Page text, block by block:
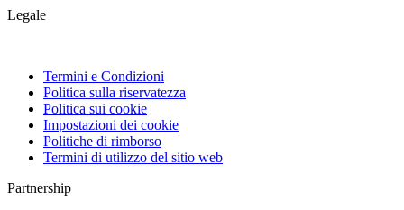
Legale
Termini e Condizioni
Politica sulla riservatezza
Politica sui cookie
Impostazioni dei cookie
Politiche di rimborso
Termini di utilizzo del sitio web
Partnership